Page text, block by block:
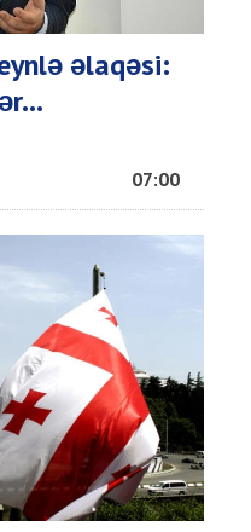
əlaqəsi:
07:00